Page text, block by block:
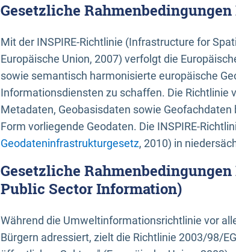
Gesetzliche
Mit der INSPIRE-Richtlinie (Infrastructure for
Europäische Union, 2007) verfolgt die
sowie semantisch harmonisierte europäische
Informationsdiensten zu schaffen. Die
Metadaten, Geobasisdaten sowie
Form vorliegende Geodaten. Die INSPIRE-
Geodateninfrastrukturgesetz, 2010) in
Gesetzliche
Public Sector Information)
Während die Umweltinformationsrichtlinie vor
Bürgern adressiert, zielt die Richtlinie 2003/98/